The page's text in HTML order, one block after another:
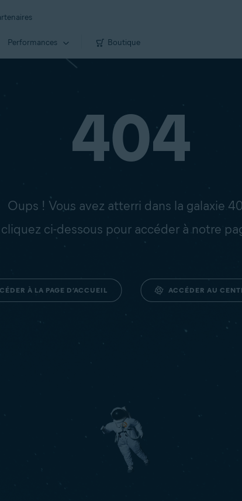
Performances Boutique
404
Oups ! Vous avez atterri dans la galaxie
ci-dessous pour accéder à notre
À LA PAGE D’ACCUEIL ACCÉDER AU